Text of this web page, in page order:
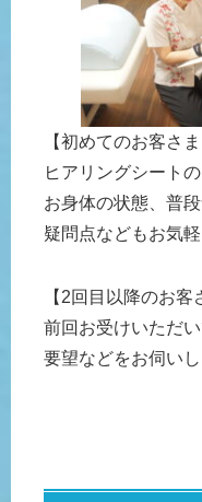
【初めてのお客さま
ヒアリングシート
お身体の状態、普
疑問点などもお気
【2回目以降のお客
前回お受けいただ
要望などをお伺いし